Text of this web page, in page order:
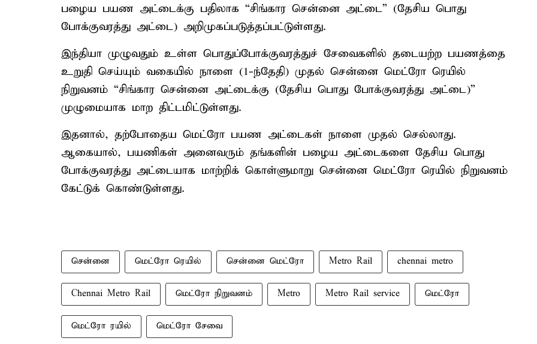
பழைய பயண அட்டைக்கு பதிலாக “சிங்கார சென்னை அட்டை” (தேசிய பொது
போக்குவரத்து அட்டை) அறிமுகப்படுத்தப்பட்டுள்ளது.
இந்தியா முழுவதும் உள்ள பொதுப்போக்குவரத்துச் சேவைகளில் தடையற்ற பயணத்தை
உறுதி செய்யும் வகையில் நாளை (1-ந்தேதி) முதல் சென்னை மெட்ரோ ரெயில்
நிறுவனம் “சிங்கார சென்னை அட்டைக்கு (தேசிய பொது போக்குவரத்து அட்டை)”
முழுமையாக மாற திட்டமிட்டுள்ளது.
இதனால், தற்போதைய மெட்ரோ பயண அட்டைகள் நாளை முதல் செல்லாது.
ஆகையால், பயணிகள் அனைவரும் தங்களின் பழைய அட்டைகளை தேசிய பொது
போக்குவரத்து அட்டையாக மாற்றிக் கொள்ளுமாறு சென்னை மெட்ரோ ரெயில் நிறுவனம்
கேட்டுக் கொண்டுள்ளது.
சென்னை மெட்ரோ ரெயில் சென்னை மெட்ரோ Metro Rail chennai metro
Chennai Metro Rail மெட்ரோ நிறுவனம் Metro Metro Rail service மெட்ரோ
மெட்ரோ ரயில் மெட்ரோ சேவை